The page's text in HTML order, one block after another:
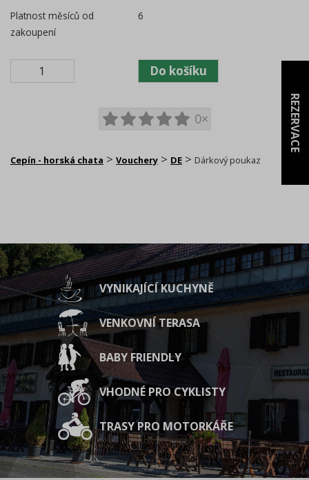
REZERVACE
Platnost měsíců od
zakoupení
6
0×
Cepín - horská chata > Vouchery > DE > Dárkový poukaz
VYNIKAJÍCÍ KUCHYNĚ
VENKOVNÍ TERASA
BABY FRIENDLY
VHODNÉ PRO CYKLISTY
TRASY PRO MOTORKÁŘE